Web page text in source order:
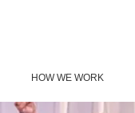
HOW WE WORK